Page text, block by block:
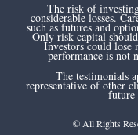
The risk of
considerable losses.
such as futures and
Only risk capital
Investors could lose
performance is not
The testimonials
representative of other
future
© All Rights